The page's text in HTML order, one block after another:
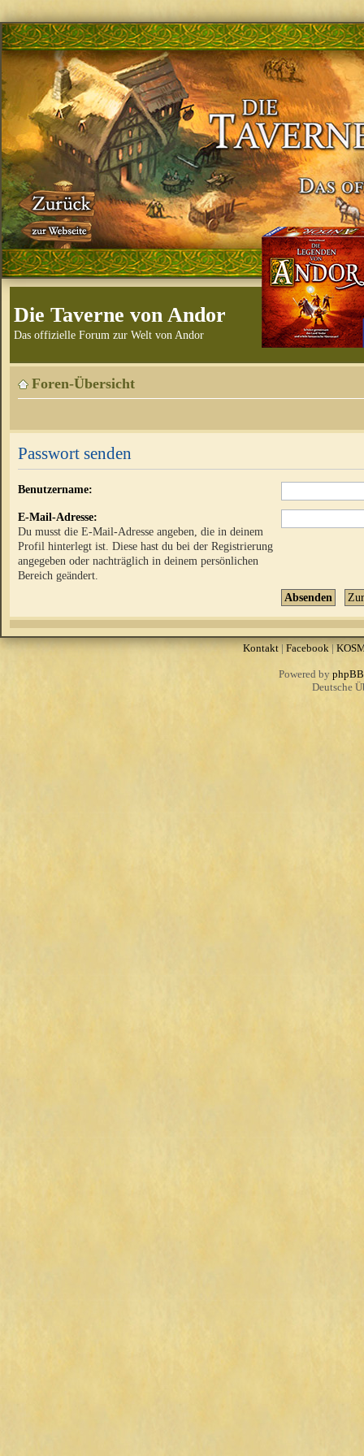
Die Taverne von Andor
Das offizielle Forum zur Welt von Andor
Foren-Übersicht
Passwort senden
Benutzername:
E-Mail-Adresse:
Du musst die E-Mail-Adresse angeben, die in deinem
Profil hinterlegt ist. Diese hast du bei der Registrierung
angegeben oder nachträglich in deinem persönlichen
Bereich geändert.
Kontakt| Facebook |
Powered by phpBB
Deutsche